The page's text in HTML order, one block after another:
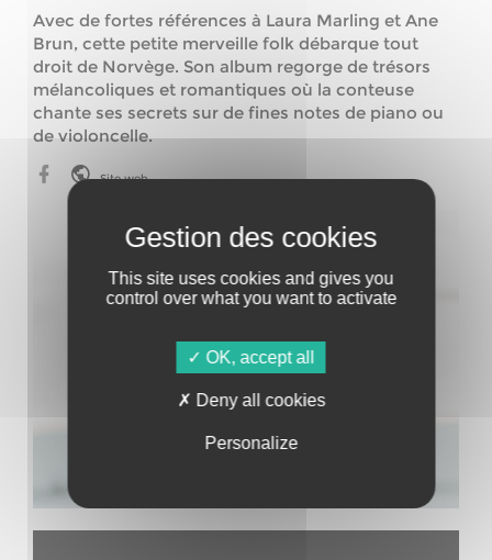
Avec de fortes références à Laura Marling et Ane
Brun, cette petite merveille folk débarque tout
droit de Norvège. Son album regorge de trésors
mélancoliques et romantiques où la conteuse
chante ses secrets sur de fines notes de piano ou
de violoncelle.
Site web
This site uses cookies and gives you
control over what you want to activate
OK, accept all
Deny all cookies
Personalize